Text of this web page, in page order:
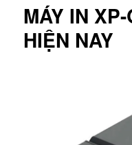
MÁY IN
HIỆN NAY